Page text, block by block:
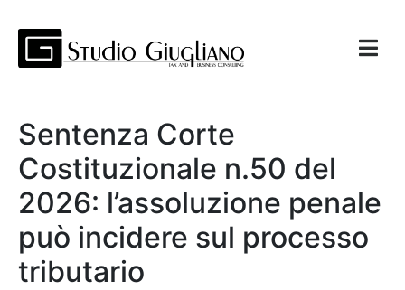
Sentenza Corte
Costituzionale n.50 del
2026: l’assoluzione penale
può incidere sul processo
tributario